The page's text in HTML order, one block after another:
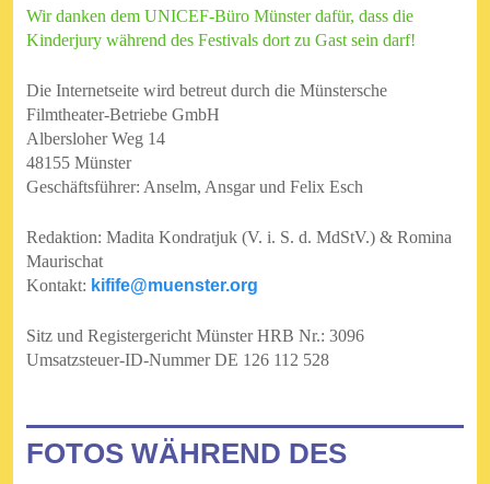
Wir danken dem UNICEF-Büro Münster dafür, dass die
Kinderjury während des Festivals dort zu Gast sein darf!
Die Internetseite wird betreut durch die Münstersche
Filmtheater-Betriebe GmbH
Albersloher Weg 14
48155 Münster
Geschäftsführer: Anselm, Ansgar und Felix Esch
Redaktion: Madita Kondratjuk (V. i. S. d. MdStV.) & Romina
Maurischat
Kontakt: kifife@muenster.org
Sitz und Registergericht Münster HRB Nr.: 3096
Umsatzsteuer-ID-Nummer DE 126 112 528
FOTOS WÄHREND DES